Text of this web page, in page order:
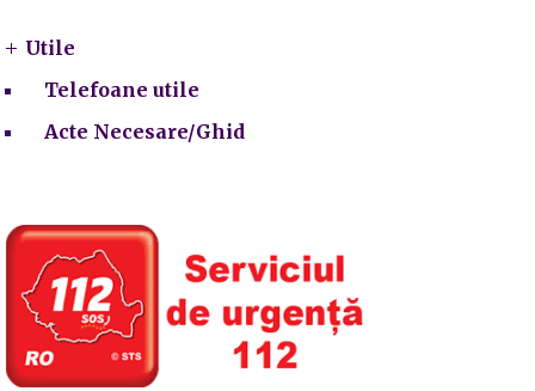
Utile
Telefoane utile
Acte Necesare/Ghid